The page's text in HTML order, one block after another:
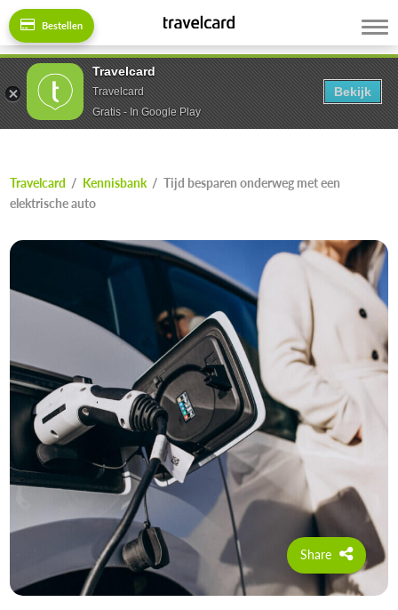
Bestellen
Travelcard / Kennisbank /Tijd besparen onderweg met een
elektrische auto
Share
Travelcard
Travelcard
Gratis - In Google Play
Bekijk